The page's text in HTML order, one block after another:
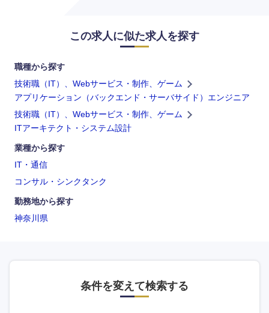
この求人に似た求人を探す
職種から探す
技術職（IT）、Webサービス・制作、ゲーム
アプリケーション（バックエンド・サーバサイド）エンジニア
技術職（IT）、Webサービス・制作、ゲーム
ITアーキテクト・システム設計
業種から探す
IT・通信
コンサル・シンクタンク
勤務地から探す
神奈川県
条件を変えて検索する
海外